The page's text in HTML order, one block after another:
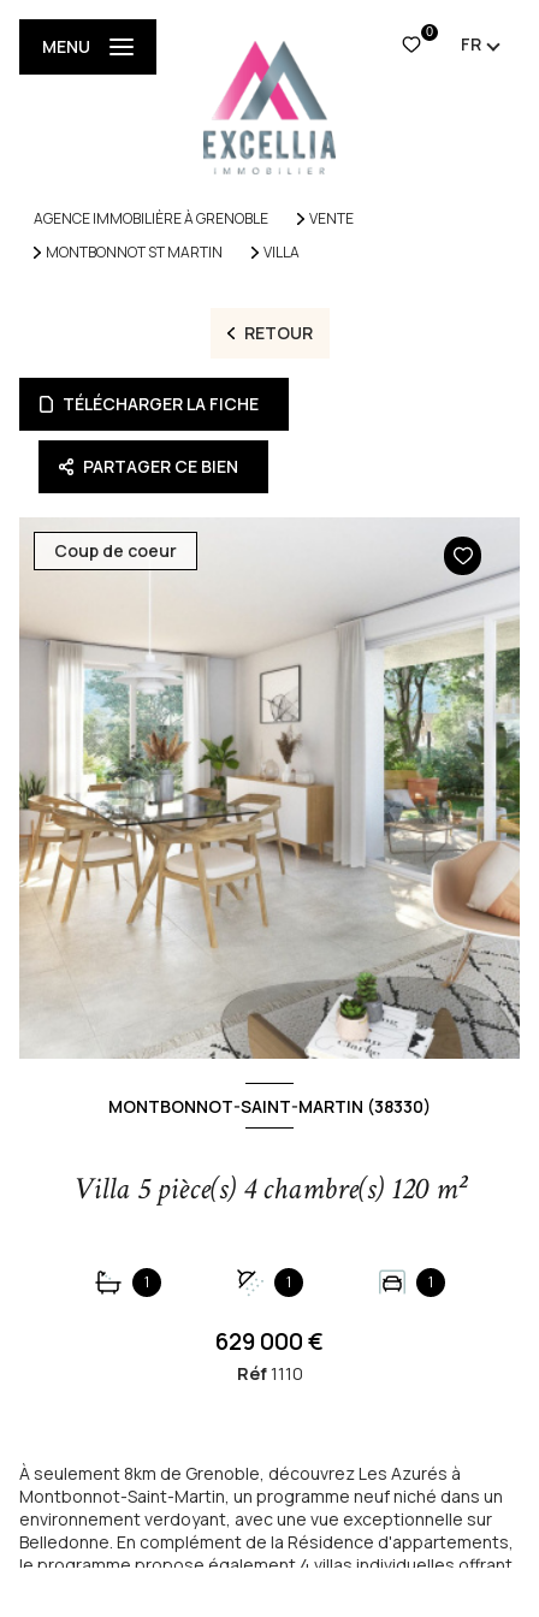
0
FR
MENU
AGENCE IMMOBILIÈRE À GRENOBLE
VENTE
MONTBONNOT ST MARTIN
VILLA
RETOUR
TÉLÉCHARGER LA FICHE
PARTAGER CE BIEN
Coup de coeur
MONTBONNOT-SAINT-MARTIN (38330)
Villa 5 pièce(s) 4 chambre(s) 120 m²
1 1 1
629 000 €
Réf1110
À seulement 8km de Grenoble, découvrez Les Azurés à
Montbonnot-Saint-Martin, un programme neuf niché dans un
environnement verdoyant, avec une vue exceptionnelle sur
Belledonne. En complément de la Résidence d'appartements,
le programme propose également 4 villas individuelles offrant